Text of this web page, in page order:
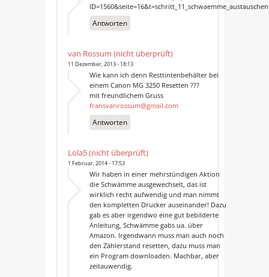
ID=1560&seite=16&t=schritt_11_schwaemme_austauschen
Antworten
van Rossum (nicht überprüft)
11 Dezember, 2013 - 18:13
Wie kann ich denn Resttintenbehälter bei
einem Canon MG 3250 Resetten ???
mit freundlichem Gruss
fransvanrossum@gmail.com
Antworten
Lola5 (nicht überprüft)
1 Februar, 2014 - 17:53
Wir haben in einer mehrstündigen Aktion
die Schwämme ausgewechselt, das ist
wirklich recht aufwendig und man nimmt
den kompletten Drucker auseinander! Dazu
gab es aber irgendwo eine gut bebilderte
Anleitung, Schwämme gabs ua. über
Amazon. Irgendwann muss man auch noch
den Zählerstand resetten, dazu muss man
ein Program downloaden. Machbar, aber
zeitauwendig.